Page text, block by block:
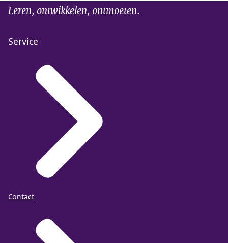
Leren, ontwikkelen, ontmoeten.
Service
Contact